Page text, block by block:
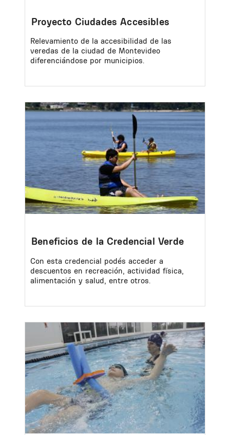
Proyecto Ciudades Accesibles
Relevamiento de la accesibilidad de las
veredas de la ciudad de Montevideo
diferenciándose por municipios.
Image
Beneficios de la Credencial Verde
Con esta credencial podés acceder a
descuentos en recreación, actividad física,
alimentación y salud, entre otros.
Image